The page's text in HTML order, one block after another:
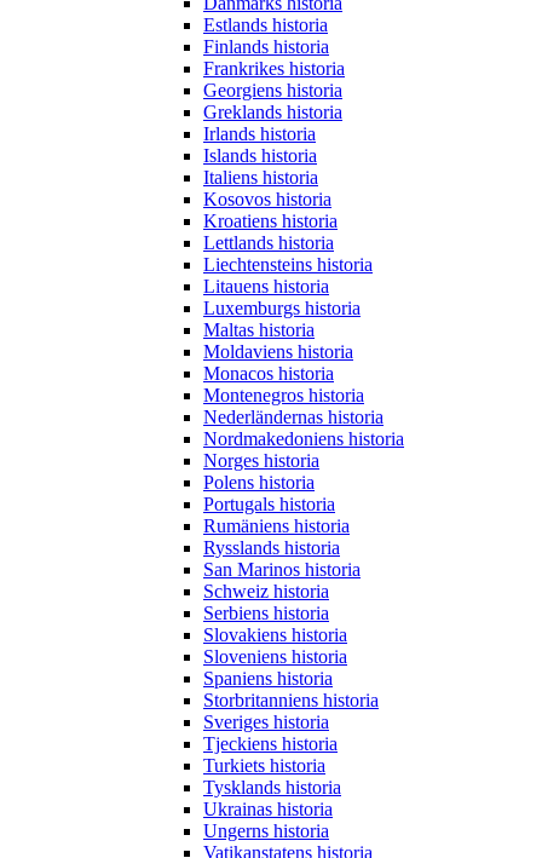
Estlands historia
Finlands historia
Frankrikes historia
Georgiens historia
Greklands historia
Irlands historia
Islands historia
Italiens historia
Kosovos historia
Kroatiens historia
Lettlands historia
Liechtensteins historia
Litauens historia
Luxemburgs historia
Maltas historia
Moldaviens historia
Monacos historia
Montenegros historia
Nederländernas historia
Nordmakedoniens historia
Norges historia
Polens historia
Portugals historia
Rumäniens historia
Rysslands historia
San Marinos historia
Schweiz historia
Serbiens historia
Slovakiens historia
Sloveniens historia
Spaniens historia
Storbritanniens historia
Sveriges historia
Tjeckiens historia
Turkiets historia
Tysklands historia
Ukrainas historia
Ungerns historia
Vatikanstatens historia